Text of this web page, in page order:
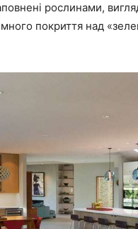
рослинами,
покриття над